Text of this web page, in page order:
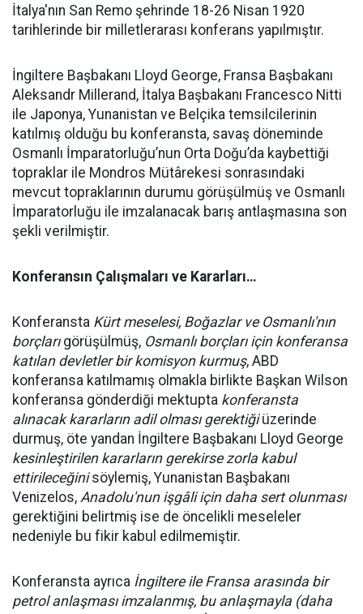
İtalya'nın San Remo şehrinde 18-26 Nisan 1920
tarihlerinde bir milletlerarası konferans yapılmıştır.
İngiltere Başbakanı Lloyd George, Fransa Başbakanı
Aleksandr Millerand, İtalya Başbakanı Francesco Nitti
ile Japonya, Yunanistan ve Belçika temsilcilerinin
katılmış olduğu bu konferansta, savaş döneminde
Osmanlı İmparatorluğu’nun Orta Doğu’da kaybettiği
topraklar ile Mondros Mütârekesi sonrasındaki
mevcut topraklarının durumu görüşülmüş ve Osmanlı
İmparatorluğu ile imzalanacak barış antlaşmasına son
şekli verilmiştir.
Konferansın Çalışmaları ve Kararları…
Konferansta Kürt meselesi, Boğazlar ve Osmanlı'nın
borçlarıgörüşülmüş, Osmanlı borçları için konferansa
katılan devletler bir komisyon kurmuş, ABD
konferansa katılmamış olmakla birlikte Başkan Wilson
konferansa gönderdiği mektupta konferansta
alınacak kararların adil olması gerektiğiüzerinde
durmuş, öte yandan İngiltere Başbakanı Lloyd George
kesinleştirilen kararların gerekirse zorla kabul
ettirileceğinisöylemiş, Yunanistan Başbakanı
Venizelos, Anadolu'nun işgâli için daha sert olunması
gerektiğini belirtmiş ise de öncelikli meseleler
nedeniyle bu fikir kabul edilmemiştir.
Konferansta ayrıca İngiltere ile Fransa arasında bir
petrol anlaşması imzalanmış, bu anlaşmayla (daha